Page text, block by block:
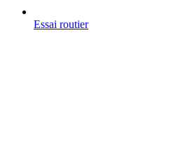
Essai routier